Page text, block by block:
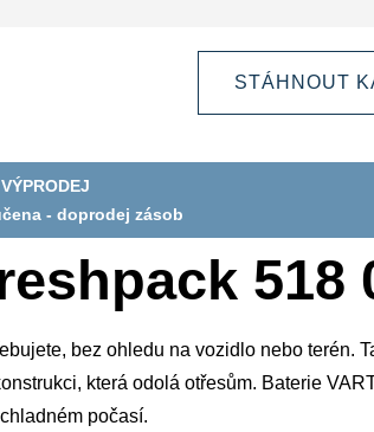
STÁHNOUT
VÝPRODEJ
- doprodej zásob
518
bez ohledu na vozidlo nebo terén.
která odolá otřesům. Baterie
počasí.